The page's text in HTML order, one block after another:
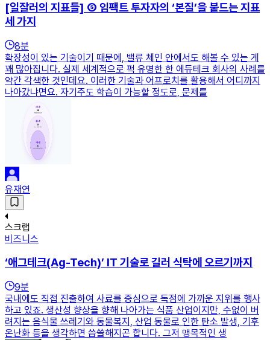
[일잘러의 지표들] ⑤ 임팩트 투자자의 ‘본질’을 붙드는 지표
세 가지
8분
확장성이 있는 기술이기 때문에, 밸류 체인 안에서도 해볼 수 있는 게
꽤 많아집니다. 실제 세계적으로 퍽 유명한 한 에듀테크 회사의 사례를
약간 각색한 것인데요. 이러한 기술과 어프로치를 활용해서 어디까지
나아갔냐면요. 자기주도 학습이 가능할 정도로, 문제를
유재연
스크랩
비즈니스
‘애그테크(Ag-Tech)’ IT 기술로 길러 식탁에 오르기까지
9분
국내에도 직접 진출하여 사료를 중심으로 독점에 가까운 지위를 행사
하고 있죠. 생산성 향상을 향해 나아가는 식품 산업이지만, 수없이 버
려지는 음식물 쓰레기와 동물복지, 산업 동물로 인한 탄소 발생, 기후
온난화 등을 생각하면 씁쓸해지곤 합니다. 그저 맹목적인 생